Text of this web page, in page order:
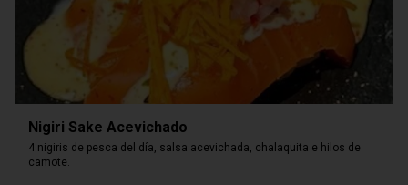
Nigiri Sake Acevichado
4 nigiris de pesca del día, salsa acevichada, chalaquita e hilos de
camote.